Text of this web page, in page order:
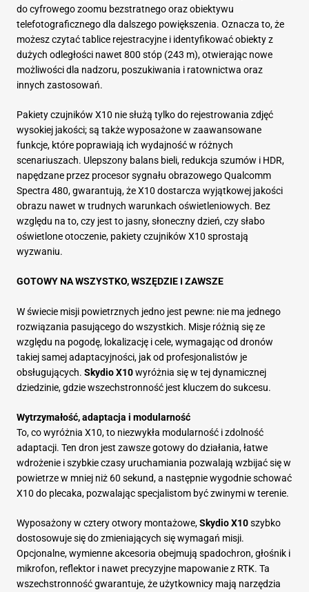
do cyfrowego zoomu bezstratnego oraz obiektywu
telefotograficznego dla dalszego powiększenia. Oznacza to, że
możesz czytać tablice rejestracyjne i identyfikować obiekty z
dużych odległości nawet 800 stóp (243 m), otwierając nowe
możliwości dla nadzoru, poszukiwania i ratownictwa oraz
innych zastosowań.
Pakiety czujników X10 nie służą tylko do rejestrowania zdjęć
wysokiej jakości; są także wyposażone w zaawansowane
funkcje, które poprawiają ich wydajność w różnych
scenariuszach. Ulepszony balans bieli, redukcja szumów i HDR,
napędzane przez procesor sygnału obrazowego Qualcomm
Spectra 480, gwarantują, że X10 dostarcza wyjątkowej jakości
obrazu nawet w trudnych warunkach oświetleniowych. Bez
względu na to, czy jest to jasny, słoneczny dzień, czy słabo
oświetlone otoczenie, pakiety czujników X10 sprostają
wyzwaniu.
GOTOWY NA WSZYSTKO, WSZĘDZIE I ZAWSZE
W świecie misji powietrznych jedno jest pewne: nie ma jednego
rozwiązania pasującego do wszystkich. Misje różnią się ze
względu na pogodę, lokalizację i cele, wymagając od dronów
takiej samej adaptacyjności, jak od profesjonalistów je
obsługujących. Skydio X10wyróżnia się w tej dynamicznej
dziedzinie, gdzie wszechstronność jest kluczem do sukcesu.
Wytrzymałość, adaptacja i modularność
To, co wyróżnia X10, to niezwykła modularność i zdolność
adaptacji. Ten dron jest zawsze gotowy do działania, łatwe
wdrożenie i szybkie czasy uruchamiania pozwalają wzbijać się w
powietrze w mniej niż 60 sekund, a następnie wygodnie schować
X10 do plecaka, pozwalając specjalistom być zwinymi w terenie.
Wyposażony w cztery otwory montażowe,Skydio X10szybko
dostosowuje się do zmieniających się wymagań misji.
Opcjonalne, wymienne akcesoria obejmują spadochron, głośnik i
mikrofon, reflektor i nawet precyzyjne mapowanie z RTK. Ta
wszechstronność gwarantuje, że użytkownicy mają narzędzia